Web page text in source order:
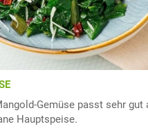
Gemüse passt sehr gut
Hauptspeise.